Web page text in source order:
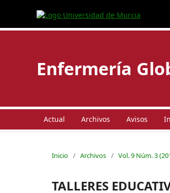
Enfermería
Actual Archivos Avisos
Inicio / Archivos / Vol. 9 Núm. 3
TALLERES